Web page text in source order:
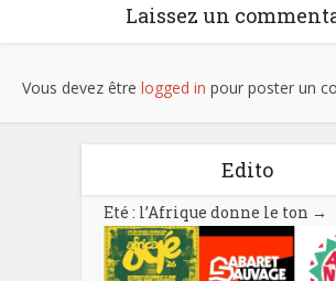
Laissez un
Vous devez être logged in pour poster un
Edito
Eté : l’Afrique donne le ton →